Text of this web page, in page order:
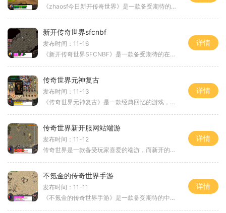
《zhaosf今日新开传奇世界》是一款备受期待的网络游戏，它将带领玩家进入一个充满冒险和挑战的奇幻世界。无论是新手还是老玩家，都能在这个游戏中找到乐趣和成就感。下面，我们
新开传奇世界sfcnbf
发布时间：11-16
《新开传奇世界SFCNBF》是一款备受期待的在线多人角色扮演游戏。游戏以独特的战斗系统、豪华的游戏画面和丰富多样的内容吸引了众多玩家的关注。以下是对该游戏的详细玩法介绍。
详情
传奇世界元神复古
发布时间：11-13
《传奇世界元神复古》是一款经典回忆的游戏，让玩家们重温了传奇世界这个经典的游戏。本文将为大家介绍游戏的具体玩法，让大家更好地了解游戏并开始自己的冒险之旅。让我们来
详情
传奇世界新开服网站端游
发布时间：11-12
传奇世界是一款备受玩家喜爱的端游，而新开的游戏服则给予了众多玩家更多的期待。下面将为您详细介绍传奇世界新开服网站端游的具体玩法。传奇世界新开服网站端游是一款以传世
详情
不氪金的传奇世界手游
发布时间：11-11
《不氪金的传奇世界手游》是一款备受期待的中文手游。与其他传奇类游戏不同的是，这款游戏以不氪金为特色，可以让更多玩家享受到丰富的游戏内容和独特的游戏体验。游戏提供了
详情